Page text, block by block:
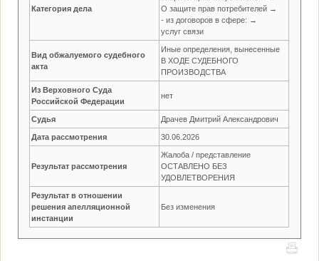
Категория дела
О защите прав потребителей →
- из договоров в сфере: →
услуг связи
Вид обжалуемого судебного
акта
Иные определения, вынесенные
В ХОДЕ СУДЕБНОГО
ПРОИЗВОДСТВА
Из Верховного Суда
Российской Федерации
нет
Судья Драчев Дмитрий Александрович
Дата рассмотрения 30.06.2026
Результат рассмотрения
Жалоба / представление
ОСТАВЛЕНО БЕЗ
УДОВЛЕТВОРЕНИЯ
Результат в отношении
решения апелляционной
инстанции
Без изменения